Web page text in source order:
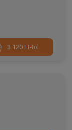
3 120 Ft-tól